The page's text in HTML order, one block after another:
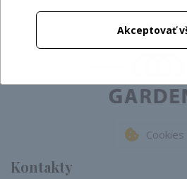
Cookies
Kontakty
Akceptovať